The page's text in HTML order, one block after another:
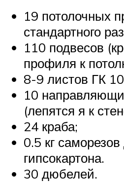
19 потолочных
стандартного
110 подвесов
профиля к
8-9 листов ГК
10
(лепятся я к
24 краба;
0.5 кг
гипсокартона.
30 дюбелей.